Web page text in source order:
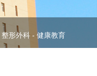
整形外科 - 健康教育